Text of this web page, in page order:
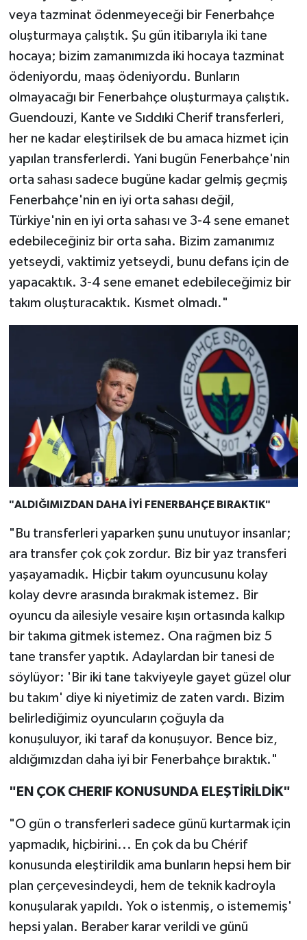
veya tazminat ödenmeyeceği bir Fenerbahçe
oluşturmaya çalıştık. Şu gün itibarıyla iki tane
hocaya; bizim zamanımızda iki hocaya tazminat
ödeniyordu, maaş ödeniyordu. Bunların
olmayacağı bir Fenerbahçe oluşturmaya çalıştık.
Guendouzi, Kante ve Sıddıki Cherif transferleri,
her ne kadar eleştirilsek de bu amaca hizmet için
yapılan transferlerdi. Yani bugün Fenerbahçe'nin
orta sahası sadece bugüne kadar gelmiş geçmiş
Fenerbahçe'nin en iyi orta sahası değil,
Türkiye'nin en iyi orta sahası ve 3-4 sene emanet
edebileceğiniz bir orta saha. Bizim zamanımız
yetseydi, vaktimiz yetseydi, bunu defans için de
yapacaktık. 3-4 sene emanet edebileceğimiz bir
takım oluşturacaktık. Kısmet olmadı."
"ALDIĞIMIZDAN DAHA İYİ FENERBAHÇE BIRAKTIK"
"Bu transferleri yaparken şunu unutuyor insanlar;
ara transfer çok çok zordur. Biz bir yaz transferi
yaşayamadık. Hiçbir takım oyuncusunu kolay
kolay devre arasında bırakmak istemez. Bir
oyuncu da ailesiyle vesaire kışın ortasında kalkıp
bir takıma gitmek istemez. Ona rağmen biz 5
tane transfer yaptık. Adaylardan bir tanesi de
söylüyor: 'Bir iki tane takviyeyle gayet güzel olur
bu takım' diye ki niyetimiz de zaten vardı. Bizim
belirlediğimiz oyuncuların çoğuyla da
konuşuluyor, iki taraf da konuşuyor. Bence biz,
aldığımızdan daha iyi bir Fenerbahçe bıraktık."
"EN ÇOK CHERIF KONUSUNDA ELEŞTİRİLDİK"
"O gün o transferleri sadece günü kurtarmak için
yapmadık, hiçbirini... En çok da bu Chérif
konusunda eleştirildik ama bunların hepsi hem bir
plan çerçevesindeydi, hem de teknik kadroyla
konuşularak yapıldı. Yok o istenmiş, o istememiş'
hepsi yalan. Beraber karar verildi ve günü